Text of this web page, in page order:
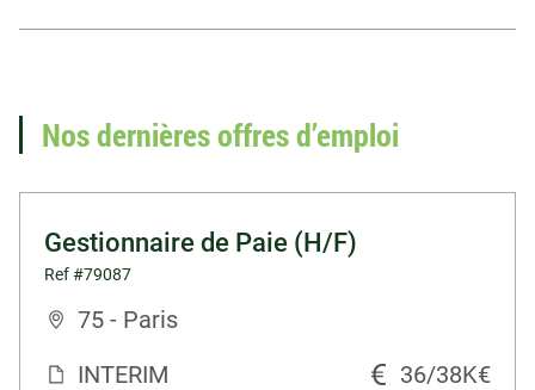
Nos dernières offres d’emploi
Gestionnaire de Paie (H/F)
Ref #79087
75 - Paris
INTERIM
36/38K€